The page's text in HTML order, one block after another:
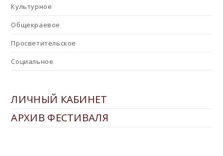
Культурное
Общекраевое
Просветительское
Социальное
ЛИЧНЫЙ КАБИНЕТ
АРХИВ ФЕСТИВАЛЯ